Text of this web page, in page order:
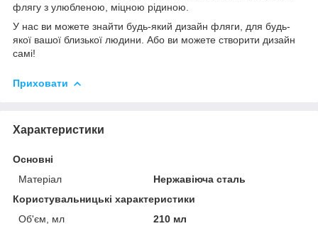
флягу з улюбленою, міцною рідиною.
У нас ви можете знайти будь-який дизайн фляги, для будь-
якої вашої близької людини. Або ви можете створити дизайн
самі!
Приховати
Характеристики
Основні
Матеріал
Нержавіюча сталь
Користувальницькі характеристики
Об'єм, мл
210 мл